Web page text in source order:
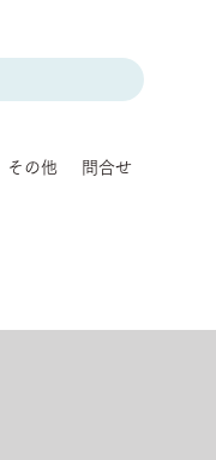
その他 問合せ